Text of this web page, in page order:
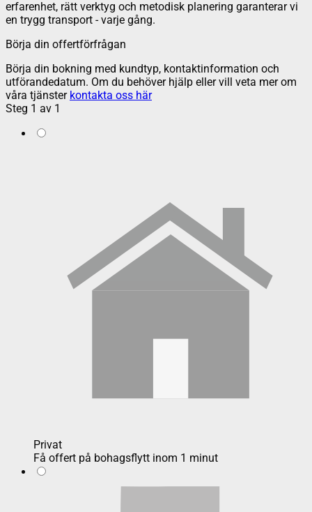
erfarenhet, rätt verktyg och metodisk planering garanterar vi
en trygg transport - varje gång.
Börja din offertförfrågan
Börja din bokning med kundtyp, kontaktinformation och
utförandedatum. Om du behöver hjälp eller vill veta mer om
våra tjänster kontakta oss här
Steg 1 av 1
Privat
Få offert på bohagsflytt inom 1 minut